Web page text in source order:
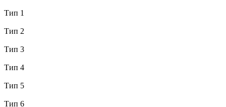
Тип 1
Тип 2
Тип 3
Тип 4
Тип 5
Тип 6